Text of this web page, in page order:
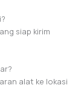
siap kirim
alat ke lokasi